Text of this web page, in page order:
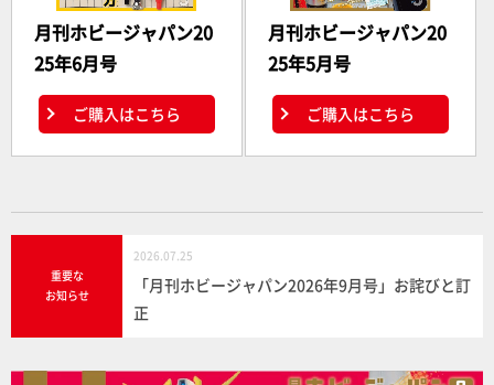
月刊ホビージャパン20
25年6月号
ご購入はこちら
月刊ホビージャパン20
25年5月号
ご購入はこちら
重要な
お知らせ
2026.07.25
「月刊ホビージャパン2026年9月号」お詫びと訂
正